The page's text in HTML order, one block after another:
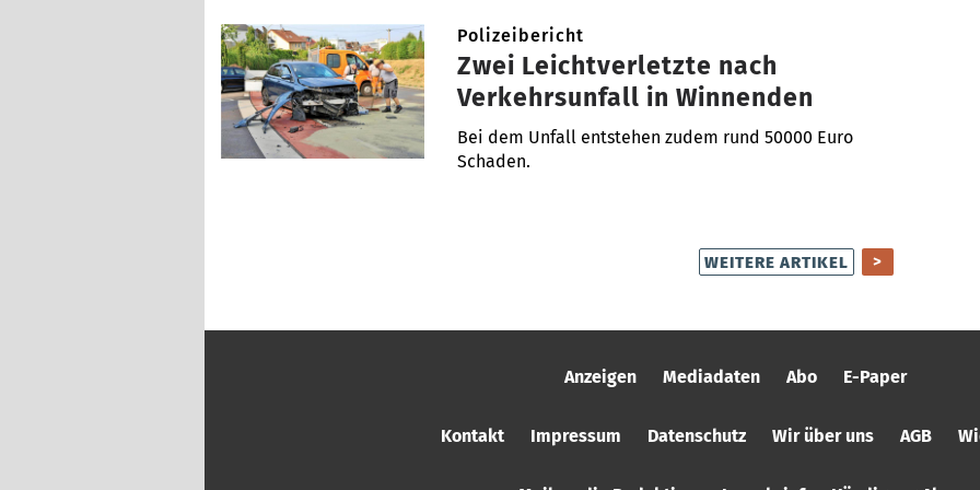
Polizeibericht
Zwei Leichtverletzte nach
Verkehrsunfall in Winnenden
Bei dem Unfall entstehen zudem rund 50000 Euro
Schaden.
WEITERE ARTIKEL >
Anzeigen Mediadaten Abo E-Paper
Kontakt Impressum Datenschutz Wir über uns AGB